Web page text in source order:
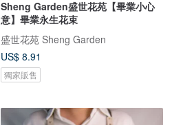
Sheng Garden盛世花苑【畢業小心
意】畢業永生花束
盛世花苑 Sheng Garden
US$ 8.91
獨家販售